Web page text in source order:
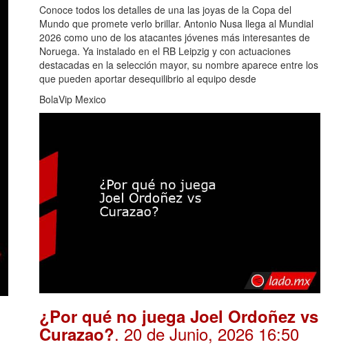
Conoce todos los detalles de una las joyas de la Copa del
Mundo que promete verlo brillar. Antonio Nusa llega al Mundial
2026 como uno de los atacantes jóvenes más interesantes de
Noruega. Ya instalado en el RB Leipzig y con actuaciones
destacadas en la selección mayor, su nombre aparece entre los
que pueden aportar desequilibrio al equipo desde
BolaVip Mexico
¿Por qué no juega Joel Ordoñez vs
Curazao?. 20 de Junio, 2026 16:50